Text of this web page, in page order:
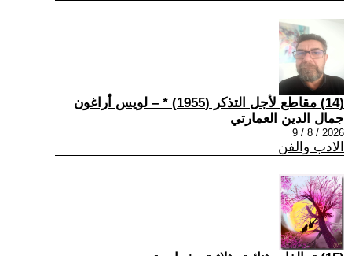
(14) مقاطع لأجل التذكر (1955) * – لويس أراغون
جمال الدين العمارتي
2026 / 8 / 9
الادب والفن